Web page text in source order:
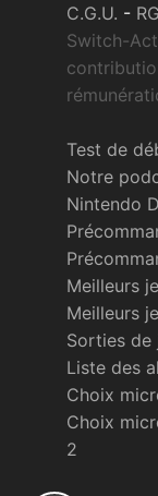
C.G.U. -
Switch-
Test de
Notre
Nintendo
Meilleurs
Meilleurs
Sorties de
Liste des
Choix
Choix
2